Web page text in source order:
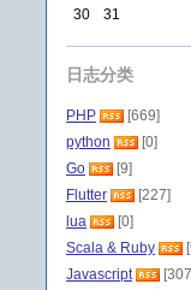
30
31
日志分类
PHP
[669]
python
[0]
Go
[9]
Flutter
[227]
lua
[0]
Scala & Ruby
Javascript